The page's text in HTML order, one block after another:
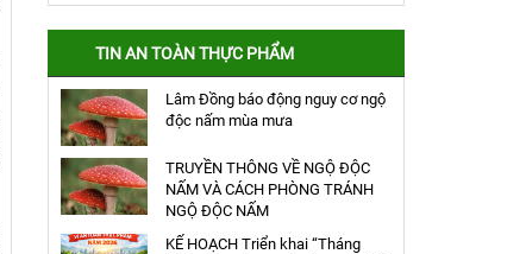
TIN AN TOÀN THỰC PHẨM
Lâm Đồng báo động nguy cơ ngộ
độc nấm mùa mưa
TRUYỀN THÔNG VỀ NGỘ ĐỘC
NẤM VÀ CÁCH PHÒNG TRÁNH
NGỘ ĐỘC NẤM
KẾ HOẠCH Triển khai “Tháng